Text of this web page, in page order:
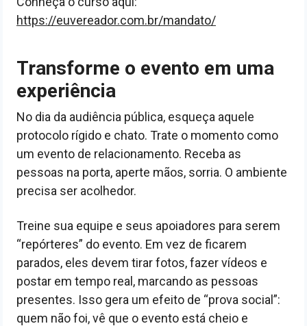
https://euvereador.com.br/mandato/
Transforme o evento em uma
experiência
No dia da audiência pública, esqueça aquele
protocolo rígido e chato. Trate o momento como
um evento de relacionamento. Receba as
pessoas na porta, aperte mãos, sorria. O ambiente
precisa ser acolhedor.
Treine sua equipe e seus apoiadores para serem
“repórteres” do evento. Em vez de ficarem
parados, eles devem tirar fotos, fazer vídeos e
postar em tempo real, marcando as pessoas
presentes. Isso gera um efeito de “prova social”:
quem não foi, vê que o evento está cheio e